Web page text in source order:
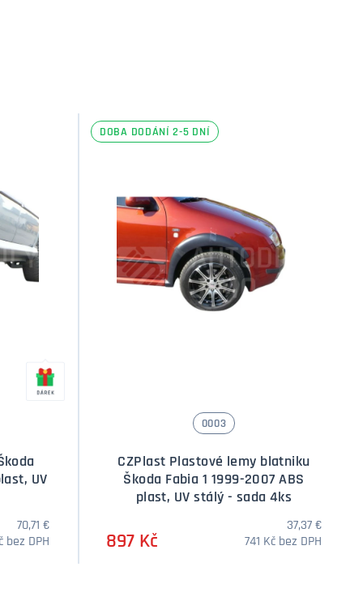
UV
70,71 €
bez DPH
DOBA DODÁNÍ 2-5 DNÍ
0003
CZPlast Plastové lemy blatniku
Škoda Fabia 1 1999-2007 ABS
plast, UV stálý - sada 4ks
897 Kč
37,37 €
741 Kč bez DPH